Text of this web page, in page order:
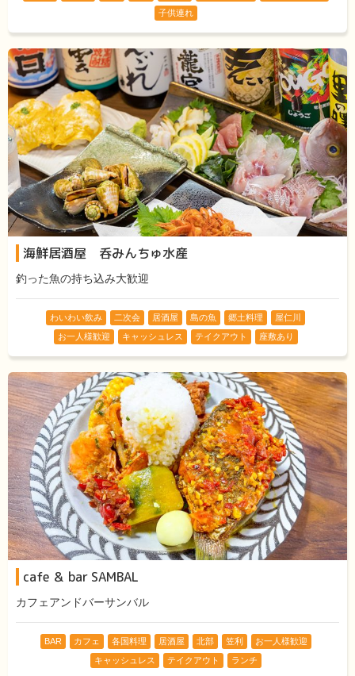
子供連れ
海鮮居酒屋 呑みんちゅ水産
釣った魚の持ち込み大歓迎
わいわい飲み 二次会 居酒屋 島の魚 郷土料理
屋仁川
お一人様歓迎
キャッシュレス テイクアウト 座敷あり
cafe ＆ bar SAMBAL
カフェアンドバーサンバル
BAR カフェ 各国料理 居酒屋 北部 笠利
お一人様歓迎
キャッシュレス
テイクアウト ランチ